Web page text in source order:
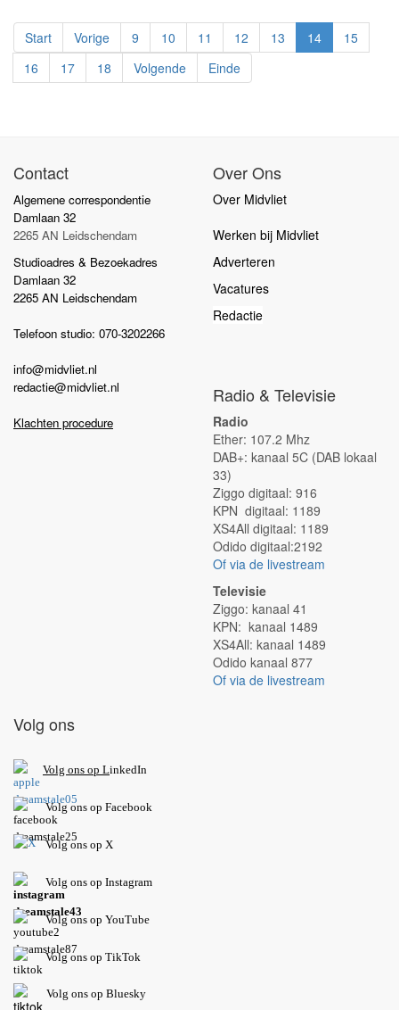
Start Vorige 9 10 11 12 13 14
15
16
17 18 Volgende Einde
Contact
Algemene correspondentie
Damlaan 32
2265 AN Leidschendam
Studioadres & Bezoekadres
Damlaan 32
2265 AN Leidschendam
Telefoon studio: 070-3202266
info@midvliet.nl
redactie@midvliet.nl
Klachten procedure
Over Ons
Over Midvliet
Werken bij Midvliet
Adverteren
Vacatures
Redactie
Radio & Televisie
Radio
Ether: 107.2 Mhz
DAB+: kanaal 5C (DAB lokaal
33)
Ziggo digitaal: 916
KPN digitaal: 1189
XS4All digitaal: 1189
Odido digitaal:2192
Of via de livestream
Televisie
Ziggo: kanaal 41
KPN: kanaal 1489
XS4All: kanaal 1489
Odido kanaal 877
Of via de livestream
Volg ons
Volg ons op LinkedIn
Volg ons op Facebook
Volg ons op X
Volg ons op Instagram
Volgons op YouTube
Volg ons op TikTok
Volg ons op Bluesky